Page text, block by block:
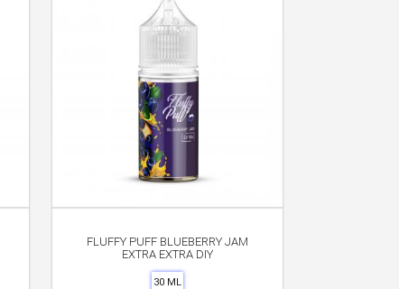
FLUFFY PUFF BLUEBERRY JAM
EXTRA EXTRA DIY
30 ML